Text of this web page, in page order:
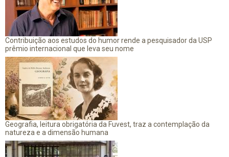
Contribuição aos estudos do humor rende a pesquisador da USP
prêmio internacional que leva seu nome
Geografia, leitura obrigatória da Fuvest, traz a contemplação da
natureza e a dimensão humana